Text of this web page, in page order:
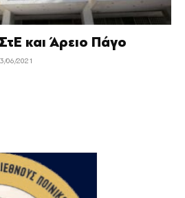
και Άρειο Πάγο
06/2021